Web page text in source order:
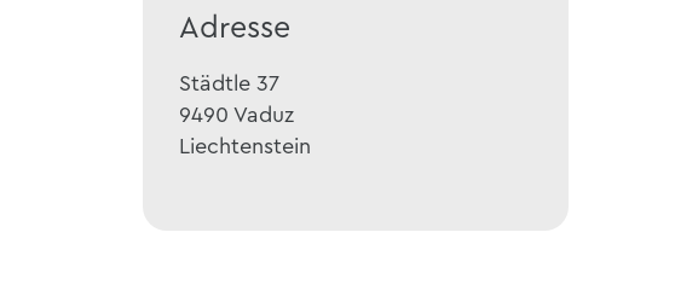
Adresse
Städtle 37
9490 Vaduz
Liechtenstein